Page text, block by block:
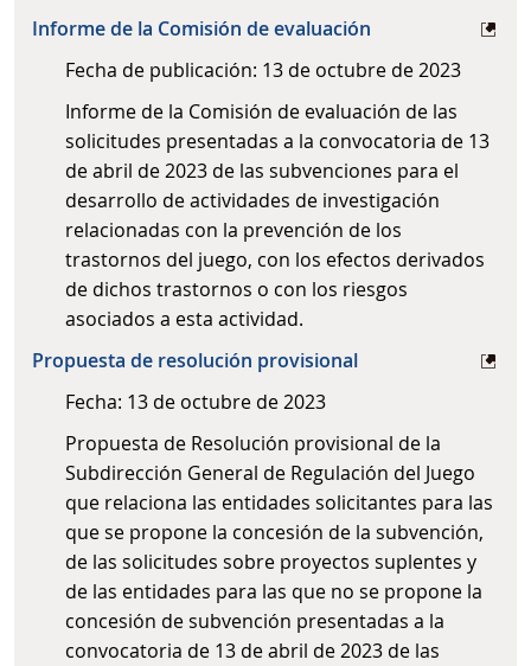
Informe de la Comisión de evaluación
Fecha de publicación: 13 de octubre de 2023
Informe de la Comisión de evaluación de las
solicitudes presentadas a la convocatoria de 13
de abril de 2023 de las subvenciones para el
desarrollo de actividades de investigación
relacionadas con la prevención de los
trastornos del juego, con los efectos derivados
de dichos trastornos o con los riesgos
asociados a esta actividad.
Propuesta de resolución provisional
Fecha: 13 de octubre de 2023
Propuesta de Resolución provisional de la
Subdirección General de Regulación del Juego
que relaciona las entidades solicitantes para las
que se propone la concesión de la subvención,
de las solicitudes sobre proyectos suplentes y
de las entidades para las que no se propone la
concesión de subvención presentadas a la
convocatoria de 13 de abril de 2023 de las